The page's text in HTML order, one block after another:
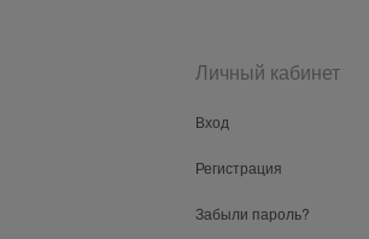
Личный кабинет
Вход
Регистрация
Забыли пароль?